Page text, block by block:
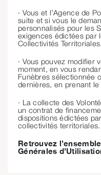
· Vous et l’Agence de
suite et si vous le
personnalisés pour les
exigences édictées par
Collectivités Territoriales.
· Vous pouvez modifier
moment, en vous
Funèbres sélectionnée
dernières, en prenant
· La collecte des
un contrat de
dispositions édictées
collectivités territoriales.
Retrouvez
Générales